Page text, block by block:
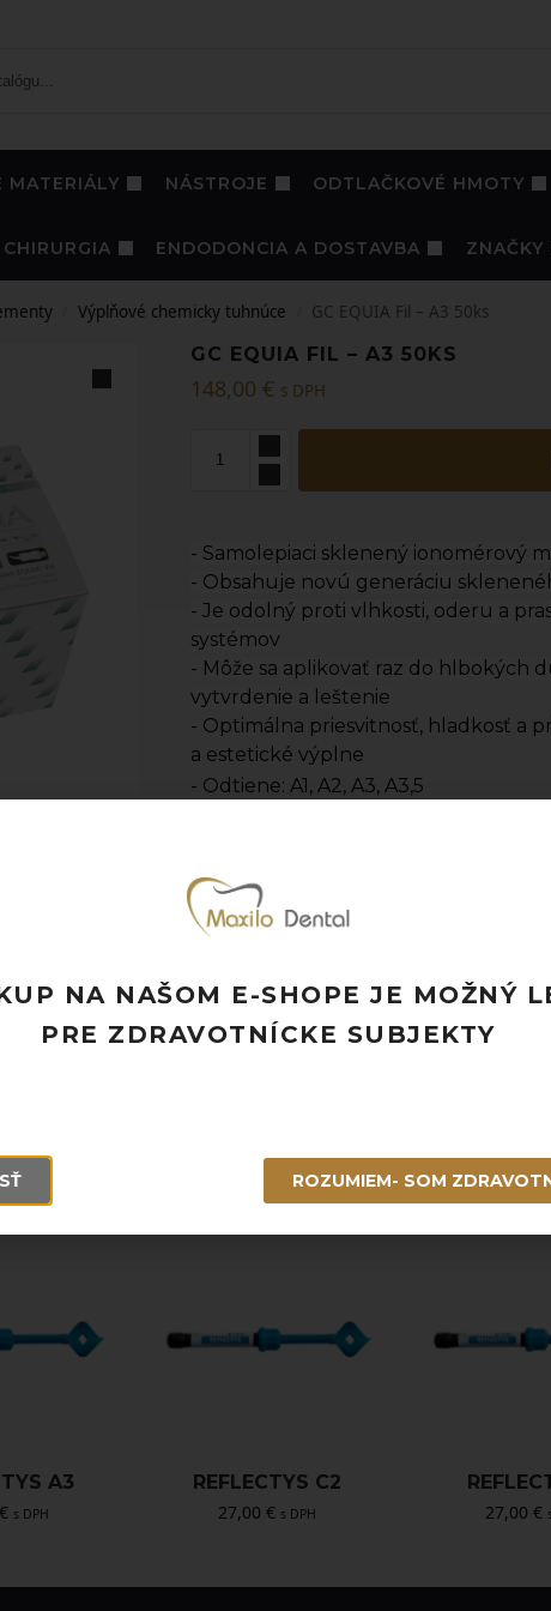
MATERIÁLY NÁSTROJE ODTLAČKOVÉ HMOTY
CHIRURGIA ENDODONCIA A DOSTAVBA ZNAČKY
Výplňové chemicky tuhnúce GC EQUIA Fil – A3 50ks
GC EQUIA FIL – A3 50KS
148,00 € s DPH
- Samolepiaci sklenený ionomérový
- Obsahuje novú generáciu
- Je odolný proti vlhkosti, oderu a
systémov
- Môže sa aplikovať raz do hlbokých
vytvrdenie a leštenie
- Optimálna priesvitnosť, hladkosť a
a estetické výplne
- Odtiene: A1, A2, A3, A3,5
Pridať k obľúbeným
Rýchle doručenie a možnosť osobného
Potrebujete poradiť? Neváhajte nás
A3
€ s DPH
REFLECTYS C2
27,00€ s DPH
27,00€
NA NAŠOM E-SHOPE JE MOŽNÝ
PRE ZDRAVOTNÍCKE SUBJEKTY
ROZUMIEM- SOM